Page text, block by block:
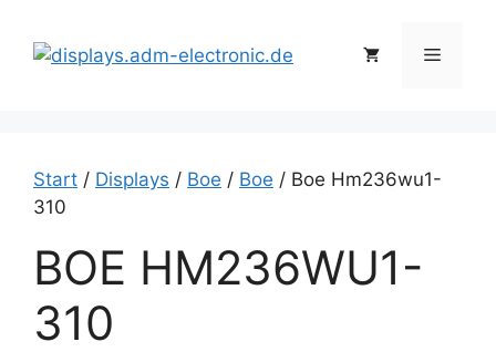
Inhalt
springen
Menü
Start / Displays / Boe / Boe / Boe Hm236wu1-
310
BOE HM236WU1-
310